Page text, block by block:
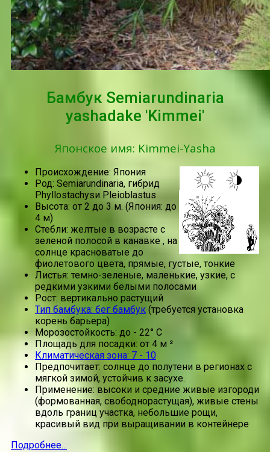
Бамбук Semiarundinaria
yashadake 'Kimmei'
Японское имя: Kimmei-Yasha
Происхождение: Япония
Род: Semiarundinaria, гибрид
Phyllostachysи Pleioblastus
Высота: от 2 до 3 м. (Япония: до
4 м)
Стебли: желтые в возрасте с
зеленой полосой в канавке , на
солнце красноватые до
фиолетового цвета, прямые, густые, тонкие
Листья: темно-зеленые, маленькие, узкие, с
редкими узкими белыми полосами
Рост: вертикально растущий
Тип бамбука: бег бамбук (требуется установка
корень барьера)
Морозостойкость: до - 22° C
Площадь для посадки: от 4 м ²
Климатическая зона: 7 - 10
Предпочитает: солнце до полутени в регионах с
мягкой зимой, устойчив к засухе.
Применение: высоки и средние живые изгороди
(формованная, свободнорастущая), живые стены
вдоль границ участка, небольшие рощи,
красивый вид при выращивании в контейнере
Подробнее...